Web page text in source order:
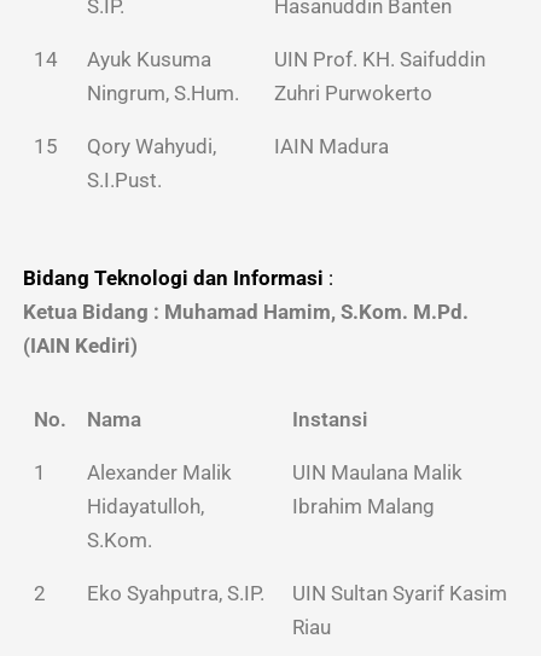
S.IP.
Hasanuddin Banten
14
Ayuk Kusuma
Ningrum, S.Hum.
UIN Prof. KH. Saifuddin
Zuhri Purwokerto
15
Qory Wahyudi,
S.I.Pust.
IAIN Madura
Bidang Teknologi dan Informasi :
Ketua Bidang : Muhamad Hamim, S.Kom. M.Pd.
(IAIN Kediri)
No. Nama Instansi
1
Alexander Malik
Hidayatulloh,
S.Kom.
UIN Maulana Malik
Ibrahim Malang
2 Eko Syahputra, S.IP.
UIN Sultan Syarif Kasim
Riau